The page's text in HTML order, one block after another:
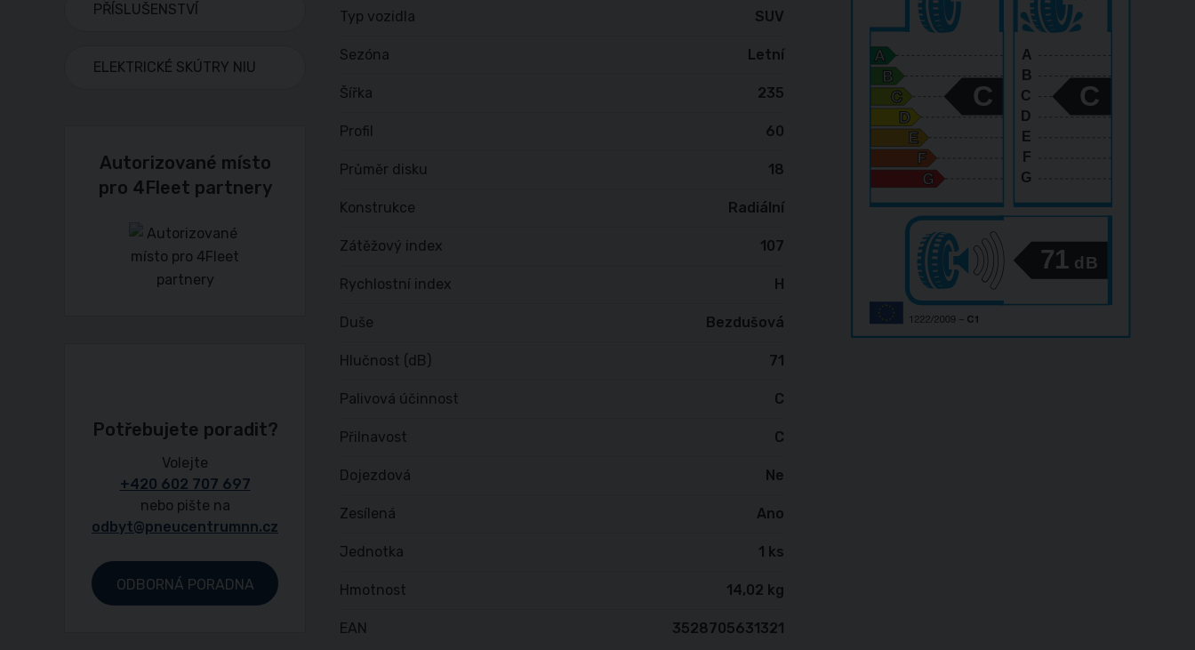
Typ vozidla SUV
Sezóna Letní
Šířka 235
Profil 60
Průměr disku 18
Konstrukce Radiální
Zátěžový index 107
Rychlostní index H
Duše Bezdušová
Hlučnost (dB) 71
Palivová účinnost C
Přilnavost C
Dojezdová Ne
Zesílená Ano
Jednotka 1 ks
Hmotnost 14,02 kg
EAN 3528705631321
A
B
C
D
E
F
G
71 dB
C C
PŘÍSLUŠENSTVÍ
ELEKTRICKÉ SKÚTRY NIU
Autorizované místo
pro 4Fleet partnery
Potřebujete poradit?
Volejte
+420 602 707 697
nebo pište na
odbyt@pneucentrumnn.cz
ODBORNÁ PORADNA